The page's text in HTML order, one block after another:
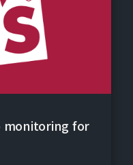
monitoring for